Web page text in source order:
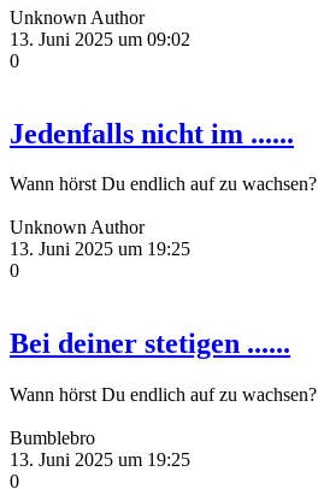
Unknown Author
13. Juni 2025 um 09:02
0
Jedenfalls nicht im ......
Wann hörst Du endlich auf zu wachsen?
Unknown Author
13. Juni 2025 um 19:25
0
Bei deiner stetigen ......
Wann hörst Du endlich auf zu wachsen?
Bumblebro
13. Juni 2025 um 19:25
0